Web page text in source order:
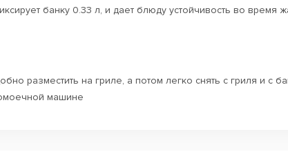
банку 0.33 л, и дает блюду устойчивость во время
разместить на гриле, а потом легко снять с гриля и с
машине